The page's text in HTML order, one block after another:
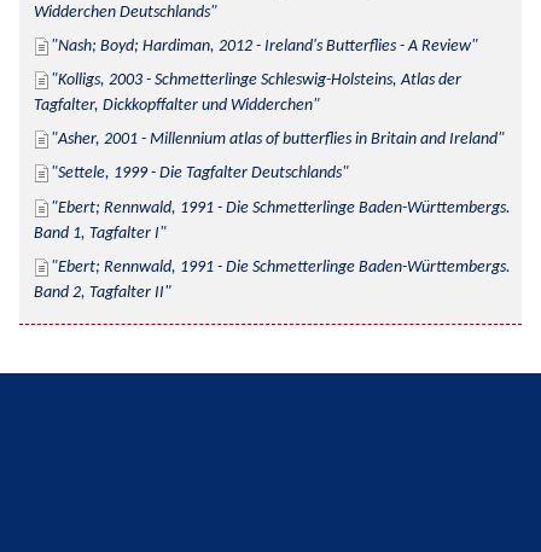
Widderchen Deutschlands
Nash; Boyd; Hardiman, 2012 - Ireland's Butterflies - A Review
Kolligs, 2003 - Schmetterlinge Schleswig-Holsteins, Atlas der
Tagfalter, Dickkopffalter und Widderchen
Asher, 2001 - Millennium atlas of butterflies in Britain and Ireland
Settele, 1999 - Die Tagfalter Deutschlands
Ebert; Rennwald, 1991 - Die Schmetterlinge Baden-Württembergs.
Band 1, Tagfalter I
Ebert; Rennwald, 1991 - Die Schmetterlinge Baden-Württembergs.
Band 2, Tagfalter II